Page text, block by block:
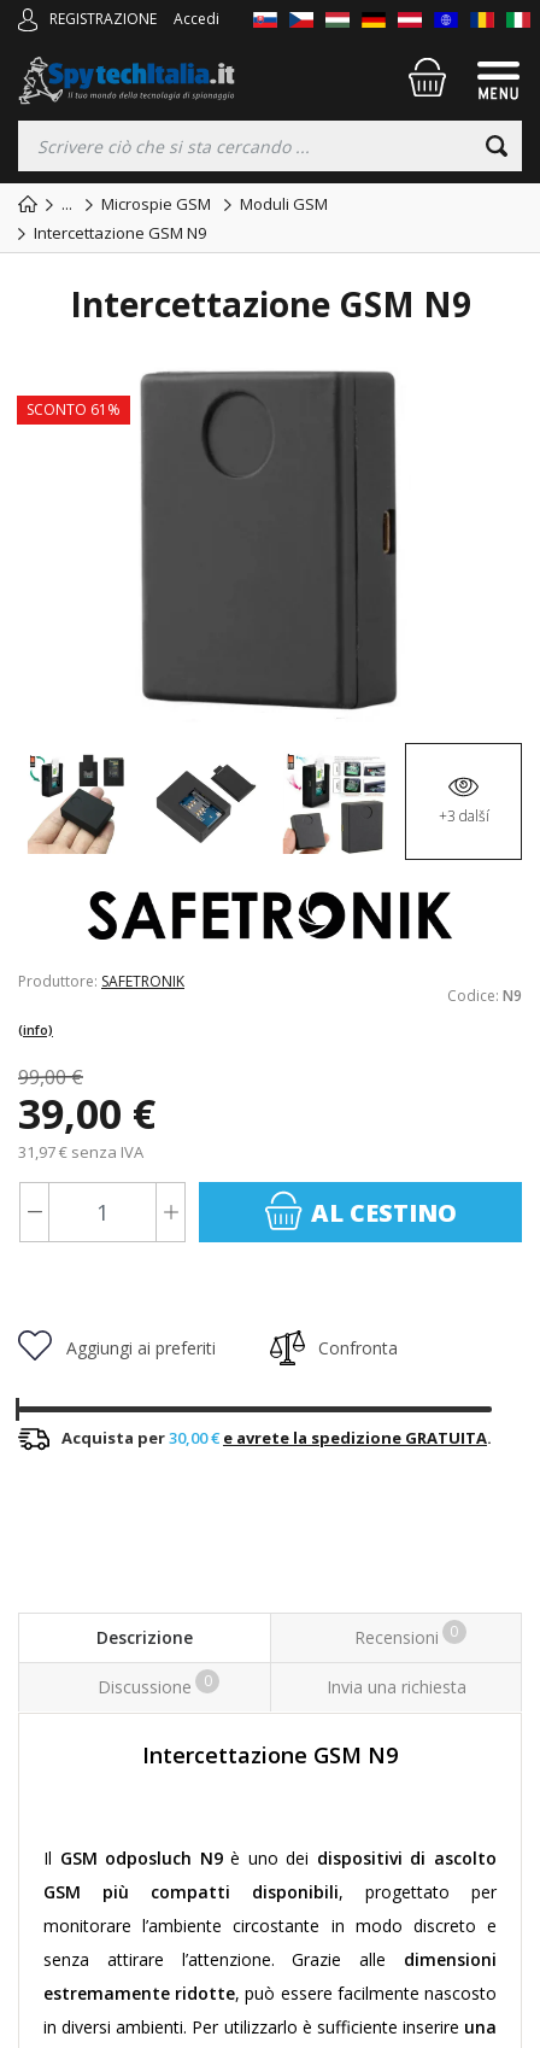
REGISTRAZIONE Accedi
... Microspie GSM
Moduli GSM
Intercettazione GSM N9
Intercettazione GSM N9
SCONTO 61%
+3 další
Produttore: SAFETRONIK
Codice: N9
(info)
99,00 €
39,00 €
31,97 € senza IVA
AL CESTINO
Aggiungi ai preferiti Confronta
Acquista per30,00 € e avrete la spedizione GRATUITA.
Descrizione Recensioni 0
Discussione 0 Invia una richiesta
Intercettazione GSM N9
Il GSM odposluch N9è uno dei dispositivi di ascolto
GSM più compatti disponibili, progettato per
monitorare l’ambiente circostante in modo discreto e
senza attirare l’attenzione. Grazie alle dimensioni
estremamente ridotte, può essere facilmente nascosto
in diversi ambienti. Per utilizzarlo è sufficiente inserire una